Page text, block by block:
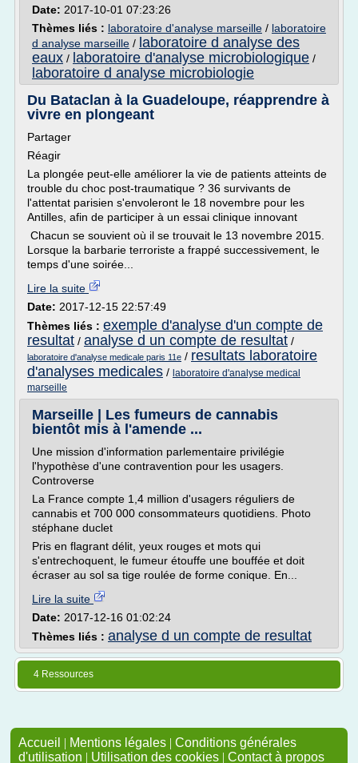
Date: 2017-10-01 07:23:26
Thèmes liés : laboratoire d'analyse marseille / laboratoire
d analyse marseille / laboratoire d analyse des
eaux / laboratoire d'analyse microbiologique /
laboratoire d analyse microbiologie
Du Bataclan à la Guadeloupe, réapprendre à
vivre en plongeant
Partager
Réagir
La plongée peut-elle améliorer la vie de patients atteints de
trouble du choc post-traumatique ? 36 survivants de
l'attentat parisien s'envoleront le 18 novembre pour les
Antilles, afin de participer à un essai clinique innovant
Chacun se souvient où il se trouvait le 13 novembre 2015.
Lorsque la barbarie terroriste a frappé successivement, le
temps d'une soirée...
Lire la suite
Date: 2017-12-15 22:57:49
Thèmes liés : exemple d'analyse d'un compte de
resultat / analyse d un compte de resultat /
laboratoire d'analyse medicale paris 11e / resultats laboratoire
d'analyses medicales / laboratoire d'analyse medical
marseille
Marseille | Les fumeurs de cannabis
bientôt mis à l'amende ...
Une mission d'information parlementaire privilégie
l'hypothèse d'une contravention pour les usagers.
Controverse
La France compte 1,4 million d'usagers réguliers de
cannabis et 700 000 consommateurs quotidiens. Photo
stéphane duclet
Pris en flagrant délit, yeux rouges et mots qui
s'entrechoquent, le fumeur étouffe une bouffée et doit
écraser au sol sa tige roulée de forme conique. En...
Lire la suite
Date: 2017-12-16 01:02:24
Thèmes liés : analyse d un compte de resultat
4 Ressources
Accueil | Mentions légales | Conditions générales
d'utilisation | Utilisation des cookies | Contact à propos